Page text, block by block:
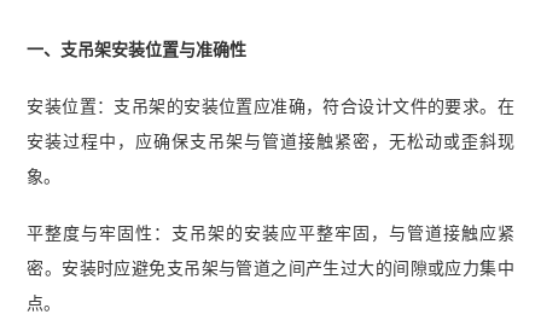
设工程项目管理真题及答案.pdf】 【希赛网2023年
一建项目管理真题解析（完整版）】
一、支吊架安装位置与准确性
安装位置：支吊架的安装位置应准确，符合设计文件的要求。在
安装过程中，应确保支吊架与管道接触紧密，无松动或歪斜现
象。
平整度与牢固性：支吊架的安装应平整牢固，与管道接触应紧
密。安装时应避免支吊架与管道之间产生过大的间隙或应力集中
点。